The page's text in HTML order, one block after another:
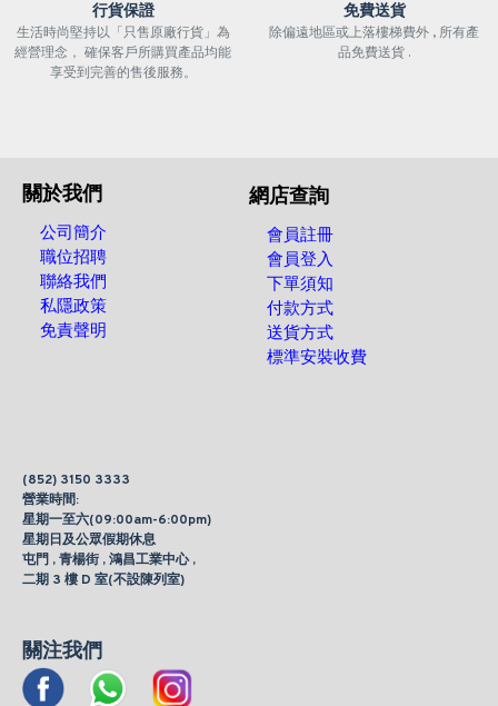
行貨保證
生活時尚堅持以「只售原廠行貨」為
經營理念， 確保客戶所購買產品均能
享受到完善的售後服務。
免費送貨
除偏遠地區或上落樓梯費外 , 所有產
品免費送貨 .
關於我們
公司簡介
職位招聘
聯絡我們
私隱政策
免責聲明
網店查詢
會員註冊
會員登入
下單須知
付款方式
送貨方式
標準安裝收費
(852) 3150 3333
營業時間:
星期一至六(09:00am-6:00pm)
星期日及公眾假期休息
屯門 , 青楊街 , 鴻昌工業中心 ,
二期 3 樓 D 室(不設陳列室)
關注我們